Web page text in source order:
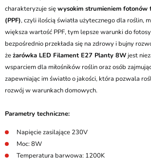
charakteryzuje sięwysokim strumieniem fotonów
(PPF), czyli ilością światła użytecznego dla roślin,
większa wartość PPF, tym lepsze warunki do
bezpośrednio przekłada się na zdrowy i bujny
żeżarówka LED Filament E27 Planty 8W jest
wsparciem dla miłośników roślin oraz osób
zapewniając im światło o jakości, która pozwala
rozwój w warunkach domowych.
Parametry techniczne:
Napięcie zasilające 230V
Moc: 8W
Temperatura barwowa: 1200K